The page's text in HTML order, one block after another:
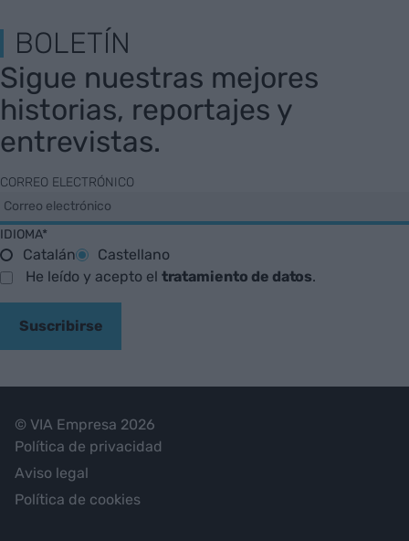
BOLETÍN
Sigue nuestras mejores
historias, reportajes y
entrevistas.
CORREO ELECTRÓNICO
IDIOMA*
Catalán
Castellano
He leído y acepto el tratamiento de datos.
Suscribirse
© VIA Empresa 2026
Política de privacidad
Aviso legal
Política de cookies